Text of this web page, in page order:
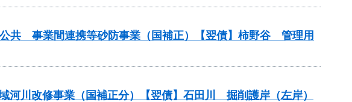
共 事業間連携等砂防事業（国補正）【翌債】柿野谷 管理用
河川改修事業（国補正分）【翌債】石田川 掘削護岸（左岸）